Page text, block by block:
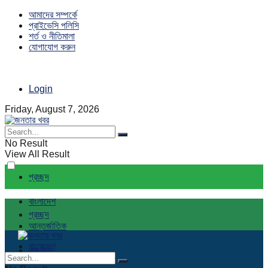
আমাদের সম্পর্কে
প্রাইভেসি পলিসি
শর্ত ও নীতিমালা
যোগাযোগ করুন
Login
Friday, August 7, 2026
No Result
View All Result
প্রচ্ছদ
বাংলাদেশ
আন্তর্জাতিক
রাজনীতি
প্রচ্ছদ
বাংলাদেশ